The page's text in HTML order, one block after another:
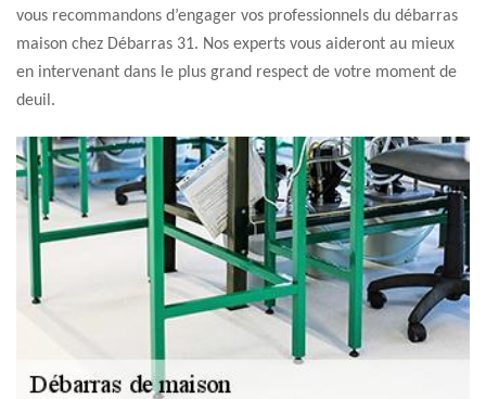
vous recommandons d’engager vos professionnels du débarras
maison chez Débarras 31. Nos experts vous aideront au mieux
en intervenant dans le plus grand respect de votre moment de
deuil.